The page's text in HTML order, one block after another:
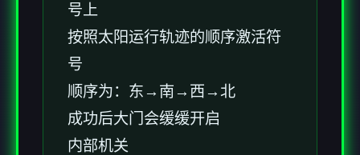
号上
按照太阳运行轨迹的顺序激活符
号
顺序为：东→南→西→北
成功后大门会缓缓开启
内部机关